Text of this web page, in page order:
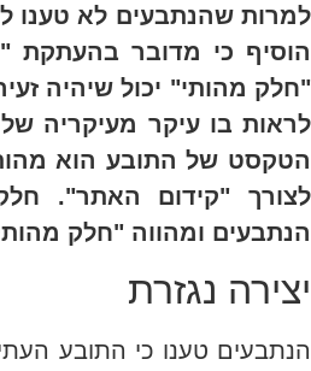
למרות שהנתבעים לא טענו
הוסיף כי מדובר בהעתקת
"חלק מהותי" יכול שיהיה
לראות בו עיקר מעיקריה
הטקסט של התובע הוא
לצורך "קידום האתר".
הנתבעים ומהווה "חלק
יצירה נגזרת
הנתבעים טענו כי התובע